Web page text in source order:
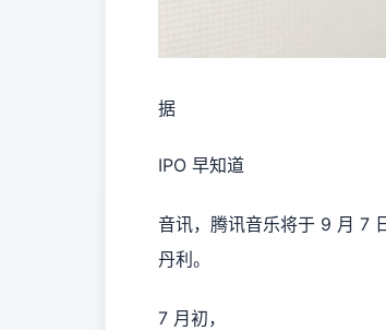
据
IPO 早知道
音讯，腾讯音乐将于 9 月 7
丹利。
7 月初，